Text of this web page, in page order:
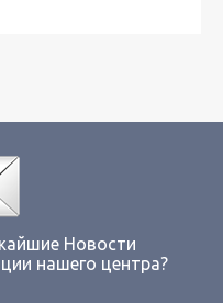
Новости
нашего центра?